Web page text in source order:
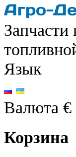
Запчасти
Язык
Валюта €
Корзина